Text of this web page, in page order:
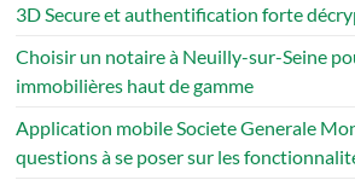
3D Secure et authentification forte
Choisir un notaire à Neuilly-sur-Seine
immobilières haut de gamme
Application mobile Societe Generale
questions à se poser sur les